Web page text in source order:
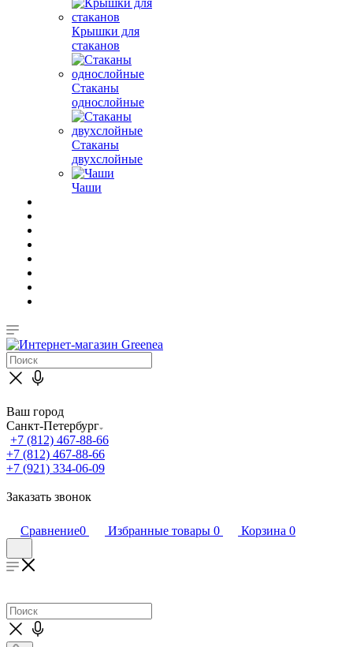
Крышки для
стаканов
Стаканы
однослойные
Стаканы
двухслойные
Чаши
Ваш город
Санкт-Петербург
+7 (812) 467-88-66
+7 (812) 467-88-66
+7 (921) 334-06-09
Заказать звонок
Сравнение0 Избранные товары 0 Корзина 0